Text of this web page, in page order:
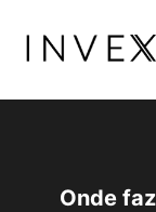
para
Conteúdo
Onde